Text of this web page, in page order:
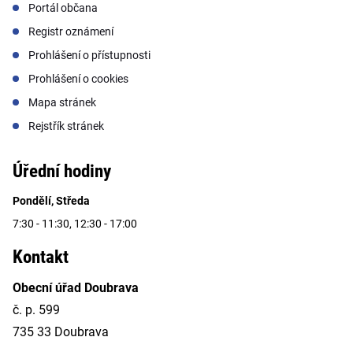
Portál občana
Registr oznámení
Prohlášení o přístupnosti
Prohlášení o cookies
Mapa stránek
Rejstřík stránek
Úřední hodiny
Pondělí, Středa
7:30 - 11:30, 12:30 - 17:00
Kontakt
Obecní úřad Doubrava
č. p. 599
735 33 Doubrava